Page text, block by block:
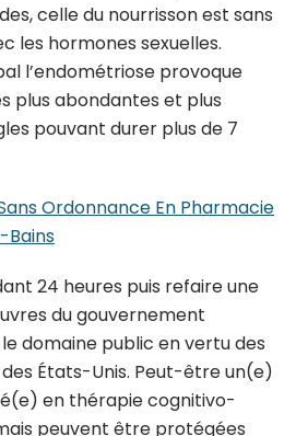
celle du nourrisson est sans
les hormones sexuelles.
l’endométriose provoque
plus abondantes et plus
pouvant durer plus de 7
Ordonnance En Pharmacie
Bains
24 heures puis refaire une
du gouvernement
domaine public en vertu des
États-Unis. Peut-être un(e)
en thérapie cognitivo-
peuvent être protégées